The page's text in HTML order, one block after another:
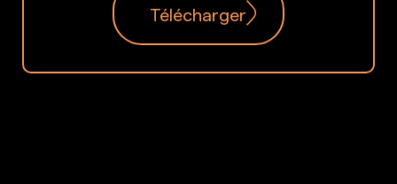
Télécharger